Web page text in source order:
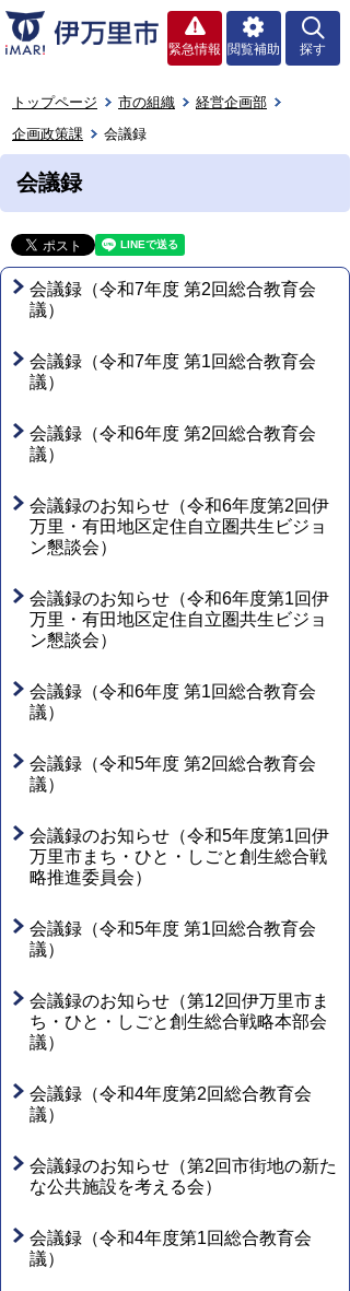
緊急情報 閲覧補助 探す
トップページ 市の組織
経営企画部
企画政策課
会議録
会議録
会議録（令和7年度 第2回総合教育会
議）
会議録（令和7年度 第1回総合教育会
議）
会議録（令和6年度 第2回総合教育会
議）
会議録のお知らせ（令和6年度第2回伊
万里・有田地区定住自立圏共生ビジョ
ン懇談会）
会議録のお知らせ（令和6年度第1回伊
万里・有田地区定住自立圏共生ビジョ
ン懇談会）
会議録（令和6年度 第1回総合教育会
議）
会議録（令和5年度 第2回総合教育会
議）
会議録のお知らせ（令和5年度第1回伊
万里市まち・ひと・しごと創生総合戦
略推進委員会）
会議録（令和5年度 第1回総合教育会
議）
会議録のお知らせ（第12回伊万里市ま
ち・ひと・しごと創生総合戦略本部会
議）
会議録（令和4年度第2回総合教育会
議）
会議録のお知らせ（第2回市街地の新た
な公共施設を考える会）
会議録（令和4年度第1回総合教育会
議）